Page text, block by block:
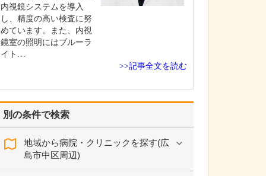
別の条件で検索
地域から病院・クリニックを探す(広
島市中区周辺)
内視鏡システムを導入
し、精度の高い検査に努
めています。また、内視
鏡室の照明にはブルーラ
イト…
>>記事全文を読む